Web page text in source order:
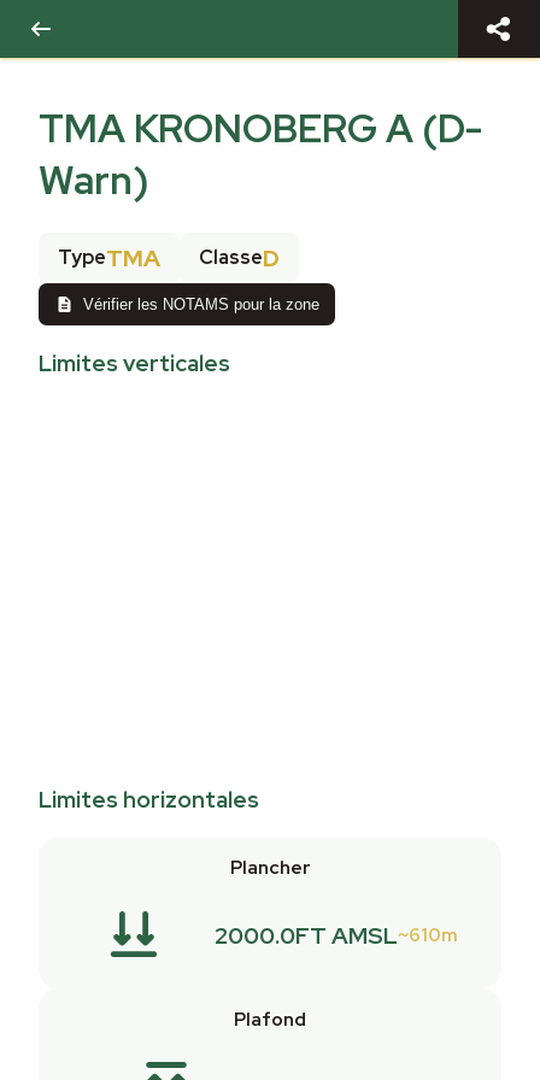
TMA KRONOBERG A (D-
Warn)
TypeTMA ClasseD
Vérifier les NOTAMS pour la zone
Limites verticales
Limites horizontales
Plancher
2000.0FT AMSL 610m
Plafond